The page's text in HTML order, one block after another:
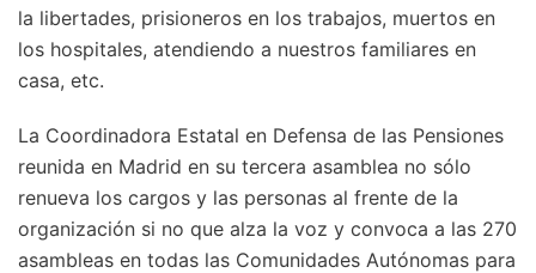
la libertades, prisioneros en los trabajos, muertos en
los hospitales, atendiendo a nuestros familiares en
casa, etc.
La Coordinadora Estatal en Defensa de las Pensiones
reunida en Madrid en su tercera asamblea no sólo
renueva los cargos y las personas al frente de la
organización si no que alza la voz y convoca a las 270
asambleas en todas las Comunidades Autónomas para